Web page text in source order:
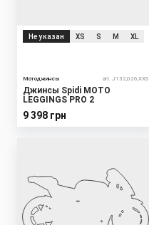
Не указан XS S M XL
Мотоджинсы art. J132,026,XXS
Джинсы Spidi MOTO
LEGGINGS PRO 2
9 398 грн